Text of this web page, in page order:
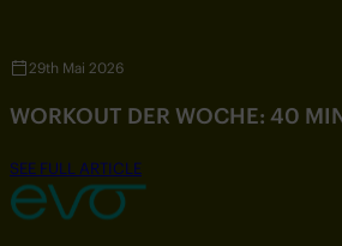
29th Mai 2026
WORKOUT DER WOCHE: 40
SEE FULL ARTICLE